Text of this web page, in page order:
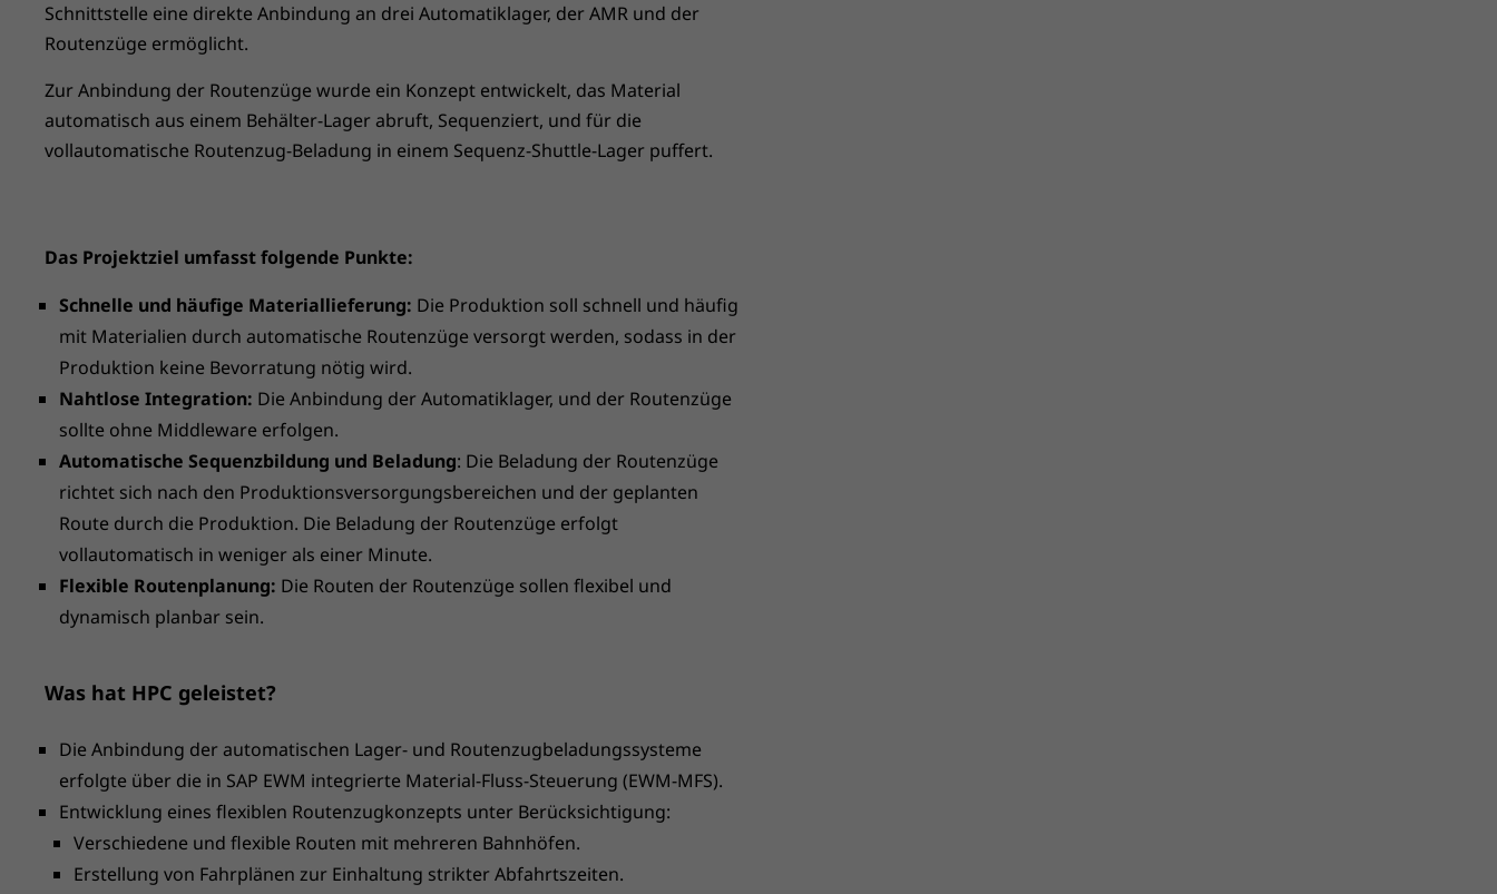
Schnittstelle eine direkte Anbindung an drei Automatiklager, der AMR und der
Routenzüge ermöglicht.
Zur Anbindung der Routenzüge wurde ein Konzept entwickelt, das Material
automatisch aus einem Behälter-Lager abruft, Sequenziert, und für die
vollautomatische Routenzug-Beladung in einem Sequenz-Shuttle-Lager puffert.
Das Projektziel umfasst folgende Punkte:
Schnelle und häufige Materiallieferung: Die Produktion soll schnell und häufig
mit Materialien durch automatische Routenzüge versorgt werden, sodass in der
Produktion keine Bevorratung nötig wird.
Nahtlose Integration: Die Anbindung der Automatiklager, und der Routenzüge
sollte ohne Middleware erfolgen.
Automatische Sequenzbildung und Beladung: Die Beladung der Routenzüge
richtet sich nach den Produktionsversorgungsbereichen und der geplanten
Route durch die Produktion. Die Beladung der Routenzüge erfolgt
vollautomatisch in weniger als einer Minute.
Flexible Routenplanung: Die Routen der Routenzüge sollen flexibel und
dynamisch planbar sein.
Was hat HPC geleistet?
Die Anbindung der automatischen Lager- und Routenzugbeladungssysteme
erfolgte über die in SAP EWM integrierte Material-Fluss-Steuerung (EWM-MFS).
Entwicklung eines flexiblen Routenzugkonzepts unter Berücksichtigung:
Verschiedene und flexible Routen mit mehreren Bahnhöfen.
Erstellung von Fahrplänen zur Einhaltung strikter Abfahrtszeiten.